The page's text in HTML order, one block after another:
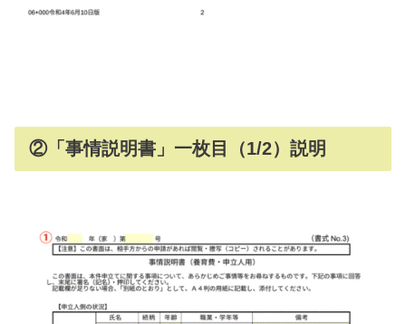
②「事情説明書」一枚目（1/2）説明